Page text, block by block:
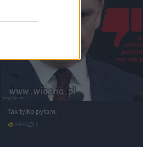
Tak tylko pytam,
3862 3